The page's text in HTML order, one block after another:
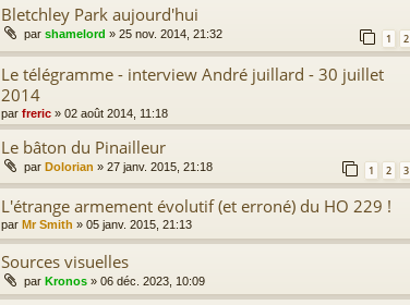
Bletchley Park aujourd'hui
par shamelord » 25 nov. 2014, 21:32 1 2
Le télégramme - interview André juillard - 30 juillet
2014
par freric » 02 août 2014, 11:18
Le bâton du Pinailleur
par Dolorian » 27 janv. 2015, 21:18 1 2 3
L'étrange armement évolutif (et erroné) du HO 229 !
par Mr Smith » 05 janv. 2015, 21:13
Sources visuelles
par Kronos » 06 déc. 2023, 10:09